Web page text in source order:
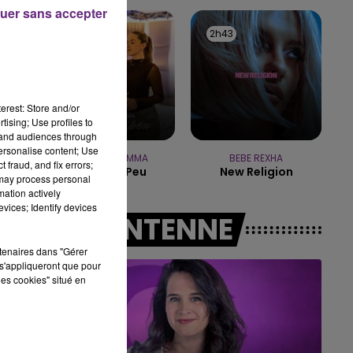
16h00 - 20h00
LE WEEK-END CHAMPAGNE FM
JUNGELI & EMMA
Juste Un Peu
2h43
2h43
BEBE REXHA
New Religion
A L'ANTENNE
Store and/or
Use profiles to
audiences through
content; Use
fraud, and fix errors;
process personal
actively
Identify devices
dans "Gérer
que pour
cookies" situé en
sans accepter